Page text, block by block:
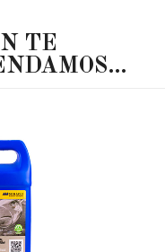
TE